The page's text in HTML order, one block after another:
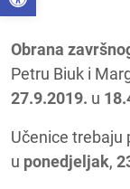
Obrana
Petru Biuk i
27.9.2019. u
Učenice trebaju
u ponedjeljak,